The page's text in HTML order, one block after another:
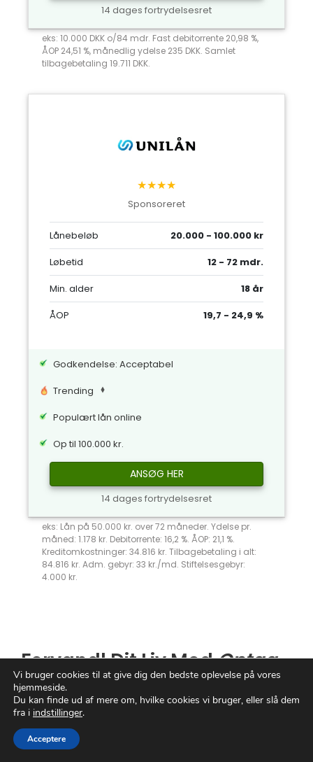
14 dages fortrydelsesret
eks: 10.000 DKK o/84 mdr. Fast debitorrente 20,98 %,
ÅOP 24,51 %, månedlig ydelse 235 DKK. Samlet
tilbagebetaling 19.711 DKK.
★★★★
Sponsoreret
Lånebeløb
20.000 - 100.000 kr
Løbetid
12 - 72 mdr.
Min. alder
18 år
ÅOP
19,7 - 24,9 %
Godkendelse: Acceptabel
Trending
Populært lån online
Op til 100.000 kr.
ANSØG HER
14 dages fortrydelsesret
eks: Lån på 50.000 kr. over 72 måneder. Ydelse pr.
måned: 1.178 kr. Debitorrente: 16,2 %. ÅOP: 21,1 %.
Kreditomkostninger: 34.816 kr. Tilbagebetaling i alt:
84.816 kr. Adm. gebyr: 33 kr./md. Stiftelsesgebyr:
4.000 kr.
Forvandl Dit Liv MedOptag
Lån: En Verden af
Muligheder Venter
Drømmer du om at realisere dine største
Vi bruger cookies til at give dig den bedste oplevelse på vores
hjemmeside.
Du kan finde ud af mere om, hvilke cookies vi bruger, eller slå dem
fra i indstillinger.
Acceptere